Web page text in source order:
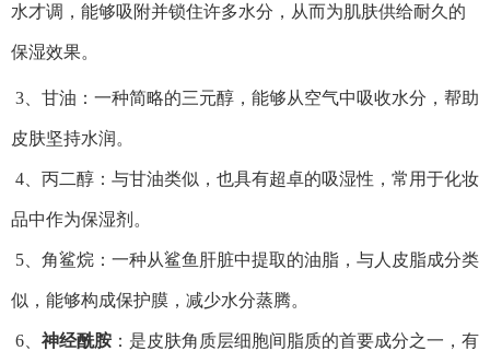
水才调，能够吸附并锁住许多水分，从而为肌肤供给耐久的
保湿效果。
3、甘油：一种简略的三元醇，能够从空气中吸收水分，帮助
皮肤坚持水润。
4、丙二醇：与甘油类似，也具有超卓的吸湿性，常用于化妆
品中作为保湿剂。
5、角鲨烷：一种从鲨鱼肝脏中提取的油脂，与人皮脂成分类
似，能够构成保护膜，减少水分蒸腾。
6、 神经酰胺 ：是皮肤角质层细胞间脂质的首要成分之一，有